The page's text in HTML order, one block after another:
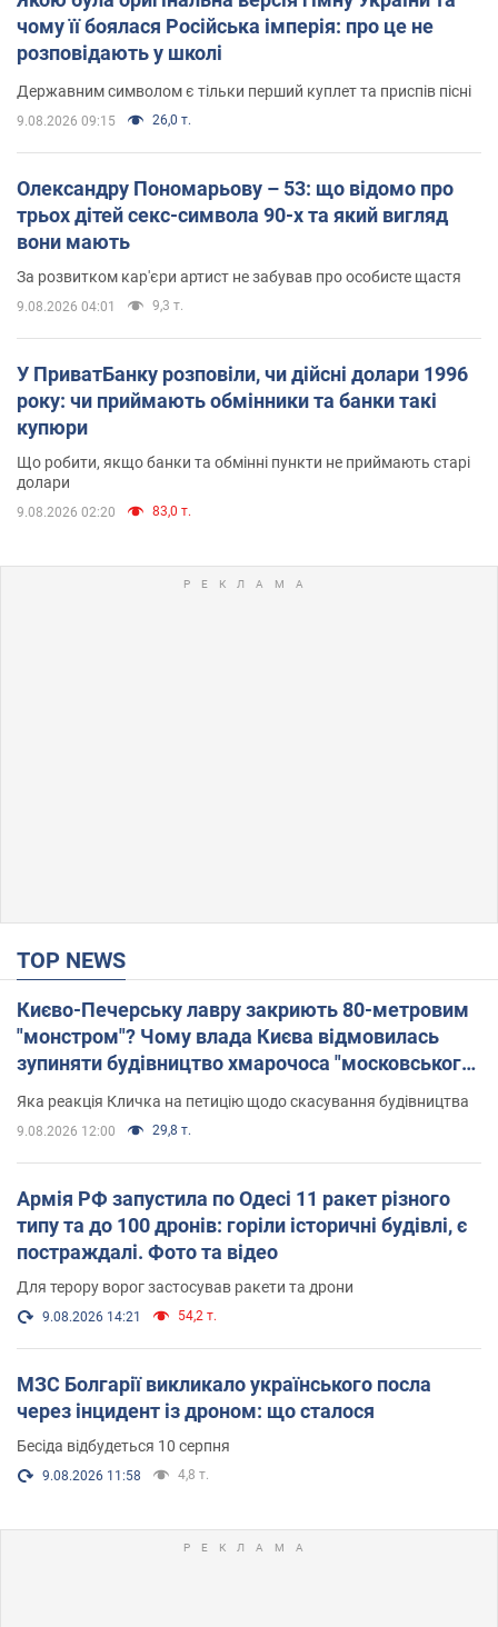
чому її боялася Російська імперія: про це не
розповідають у школі
Державним символом є тільки перший куплет та приспів пісні
9.08.2026 09:15 26,0 т.
Олександру Пономарьову – 53: що відомо про
трьох дітей секс-символа 90-х та який вигляд
вони мають
За розвитком кар'єри артист не забував про особисте щастя
9.08.2026 04:01 9,3 т.
У ПриватБанку розповіли, чи дійсні долари 1996
року: чи приймають обмінники та банки такі
купюри
Що робити, якщо банки та обмінні пункти не приймають старі
долари
9.08.2026 02:20 83,0 т.
TOP NEWS
Києво-Печерську лавру закриють 80-метровим
"монстром"? Чому влада Києва відмовилась
зупиняти будівництво хмарочоса "московського
вірянина"
Яка реакція Кличка на петицію щодо скасування будівництва
9.08.2026 12:00 29,8 т.
Армія РФ запустила по Одесі 11 ракет різного
типу та до 100 дронів: горіли історичні будівлі, є
постраждалі. Фото та відео
Для терору ворог застосував ракети та дрони
9.08.2026 14:21 54,2 т.
МЗС Болгарії викликало українського посла
через інцидент із дроном: що сталося
Бесіда відбудеться 10 серпня
9.08.2026 11:58 4,8 т.